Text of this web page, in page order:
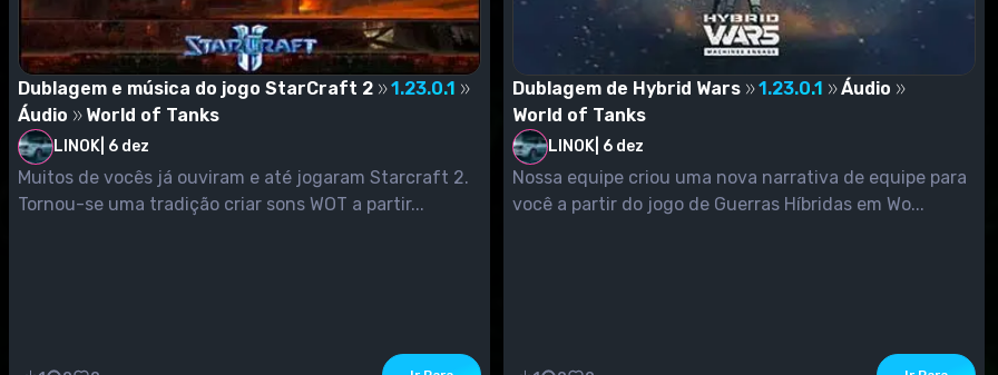
Dublagem e música do jogo StarCraft 2
1.23.0.1
Áudio
World of Tanks
LINOK 6 dez
Muitos de vocês já ouviram e até jogaram Starcraft 2.
Tornou-se uma tradição criar sons WOT a partir...
Dublagem de Hybrid Wars 1.23.0.1
Áudio
World of Tanks
LINOK 6 dez
Nossa equipe criou uma nova narrativa de equipe para
você a partir do jogo de Guerras Híbridas em Wo...